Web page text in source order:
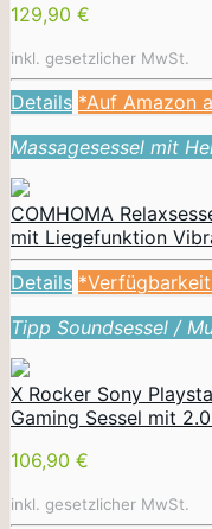
129,90 €
inkl. gesetzlicher MwSt.
Details *Auf Amazon
Massagesessel mit
COMHOMA
mit Liegefunktion
Details
Tipp Soundsessel /
X Rocker Sony
Gaming Sessel mit
106,90 €
inkl. gesetzlicher MwSt.